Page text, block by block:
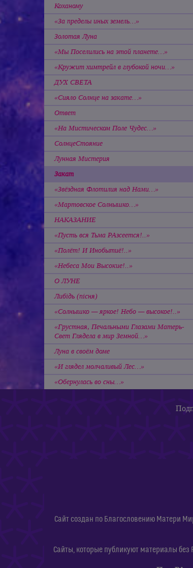
Коханому
«За пределы иных земель…»
Золотая Луна
«Мы Поселились на этой планете…»
«Кружит химтрейл в глубокой ночи…»
ДУХ СВЕТА
«Сияло Солнце на закате…»
Ответ
«На Мистическом Поле Чудес…»
СолнцеСтояние
Лунная Мистерия
Закат
«Звёздная Флотилия над Нами…»
«Мартовское Солнышко…»
НАКАЗАНИЕ
«Пусть вся Тьма РАзсеется!..»
«Полёт! И Инобытиё!..»
«Небеса Мои Высокие!..»
О ЛУНЕ
Либiдь (пiсня)
«Солнышко — яркое! Небо — высокое!..»
«Грустная, Печальными Глазами Матерь-
Свет Глядела в мир Земной…»
Луна в своём доме
«И глядел молчаливый Лес…»
«Обернулась во сны…»
Сайт создан по Благословению Матери
Сайты, которые публикуют материалы